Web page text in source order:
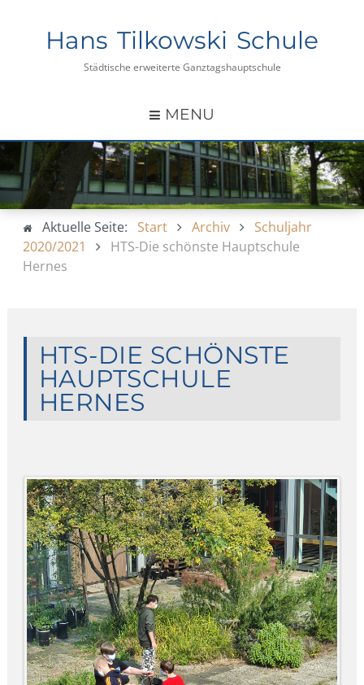
Hans Tilkowski Schule
Städtische erweiterte Ganztagshauptschule
MENU
Aktuelle Seite: Start Archiv
Schuljahr
2020/2021
HTS-Die schönste Hauptschule
Hernes
HTS-DIE SCHÖNSTE
HAUPTSCHULE
HERNES